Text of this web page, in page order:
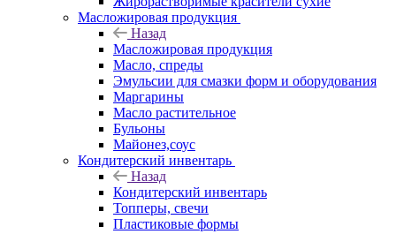
Масложировая продукция
Назад
Масложировая продукция
Масло, спреды
Эмульсии для смазки форм и оборудования
Маргарины
Масло растительное
Бульоны
Майонез,соус
Кондитерский инвентарь
Назад
Кондитерский инвентарь
Топперы, свечи
Пластиковые формы